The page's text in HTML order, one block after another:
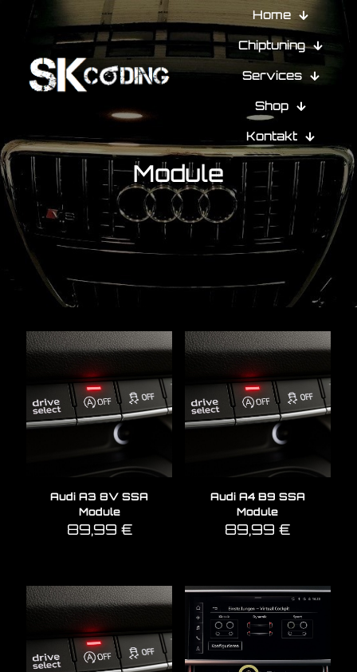
Home
Chiptuning
Services
Shop
Kontakt
Module
Audi A3 8V SSA
Module
89,99 €
Audi A4 B9 SSA
Module
89,99€